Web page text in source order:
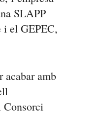
SLAPP
i el GEPEC,
acabar amb
Consorci